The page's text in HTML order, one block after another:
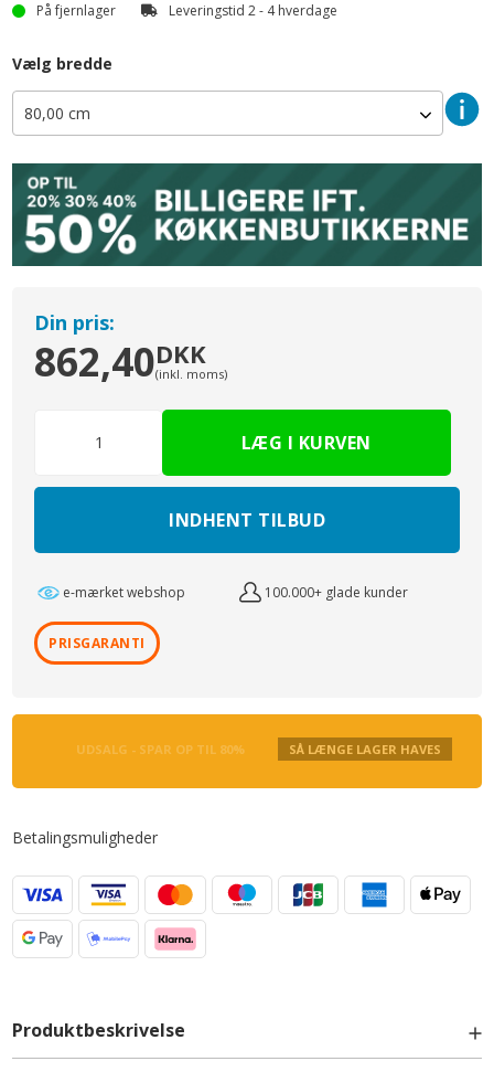
På fjernlager
Leveringstid 2 - 4 hverdage
Vælg bredde
Din pris:
862,40DKK
(inkl. moms)
INDHENT TILBUD
e-mærket webshop 100.000+ glade kunder
PRISGARANTI
UDSALG - SPAR OP TIL 80% SÅ LÆNGE LAGER HAVES
Betalingsmuligheder
Produktbeskrivelse